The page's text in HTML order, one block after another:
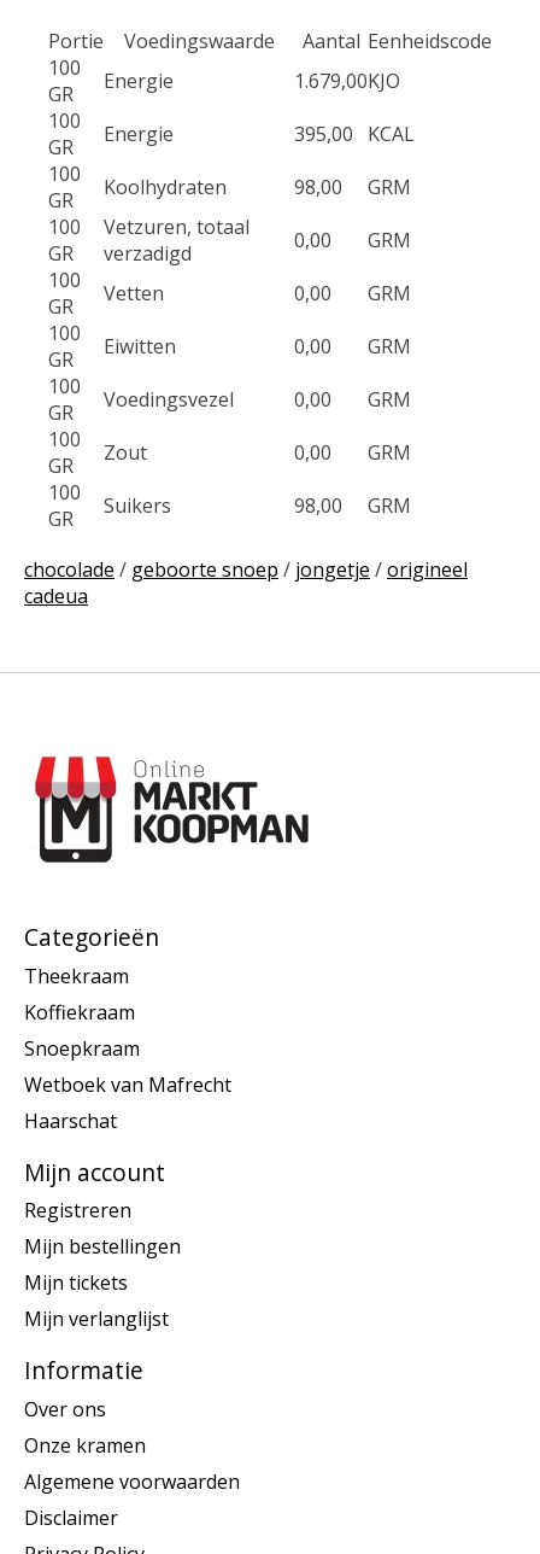
Portie Voedingswaarde Aantal Eenheidscode
100
GR
Energie 1.679,00KJO
100
GR
Energie 395,00
KCAL
100
GR
Koolhydraten 98,00
GRM
100
GR
Vetzuren, totaal
verzadigd
0,00
GRM
100
GR
Vetten 0,00
GRM
100
GR
Eiwitten 0,00
GRM
100
GR
Voedingsvezel 0,00
GRM
100
GR
Zout 0,00
GRM
100
GR
Suikers 98,00 GRM
chocolade / geboorte snoep / jongetje /origineel
cadeua
Categorieën
Theekraam
Koffiekraam
Snoepkraam
Wetboek van Mafrecht
Haarschat
Mijn account
Registreren
Mijn bestellingen
Mijn tickets
Mijn verlanglijst
Informatie
Over ons
Onze kramen
Algemene voorwaarden
Disclaimer